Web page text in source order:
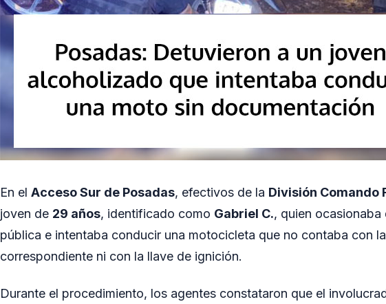
En el Acceso Sur de Posadas, efectivos de la División Comando
joven de 29 años, identificado como Gabriel C., quien
pública e intentaba conducir una motocicleta que no contaba con
correspondiente ni con la llave de ignición.
Durante el procedimiento, los agentes constataron que el